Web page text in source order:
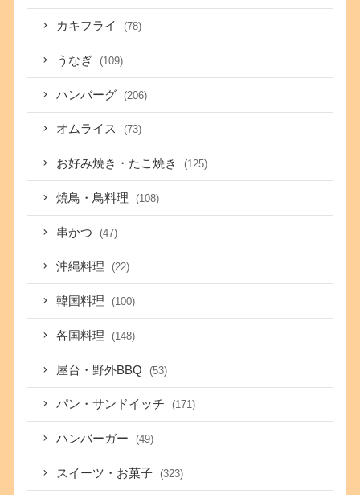
カキフライ (78)
うなぎ (109)
ハンバーグ (206)
オムライス (73)
お好み焼き・たこ焼き (125)
焼鳥・鳥料理 (108)
串かつ (47)
沖縄料理 (22)
韓国料理 (100)
各国料理 (148)
屋台・野外BBQ (53)
パン・サンドイッチ (171)
ハンバーガー (49)
スイーツ・お菓子 (323)